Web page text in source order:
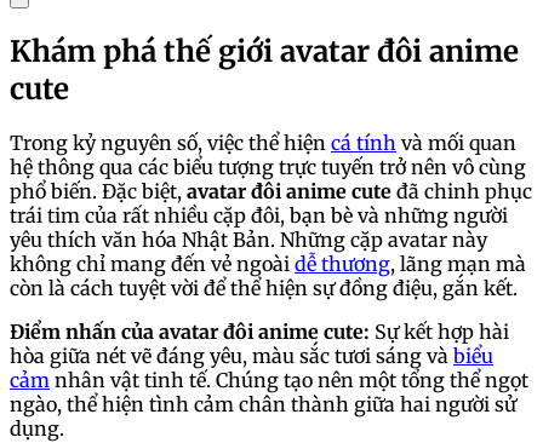
Khám phá thế giới avatar đôi anime
cute
Trong kỷ nguyên số, việc thể hiện cá tính và mối quan
hệ thông qua các biểu tượng trực tuyến trở nên vô cùng
phổ biến. Đặc biệt, avatar đôi anime cute đã chinh phục
trái tim của rất nhiều cặp đôi, bạn bè và những người
yêu thích văn hóa Nhật Bản. Những cặp avatar này
không chỉ mang đến vẻ ngoài dễ thương, lãng mạn mà
còn là cách tuyệt vời để thể hiện sự đồng điệu, gắn kết.
Điểm nhấn của avatar đôi anime cute: Sự kết hợp hài
hòa giữa nét vẽ đáng yêu, màu sắc tươi sáng và biểu
cảm nhân vật tinh tế. Chúng tạo nên một tổng thể ngọt
ngào, thể hiện tình cảm chân thành giữa hai người sử
dụng.